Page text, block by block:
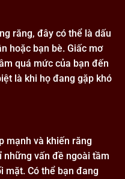
răng, đây có thể là dấu
hoặc bạn bè. Giấc mơ
quá mức của bạn đến
là khi họ đang gặp khó
mạnh và khiến răng
những vấn đề ngoài tầm
mặt. Có thể bạn đang